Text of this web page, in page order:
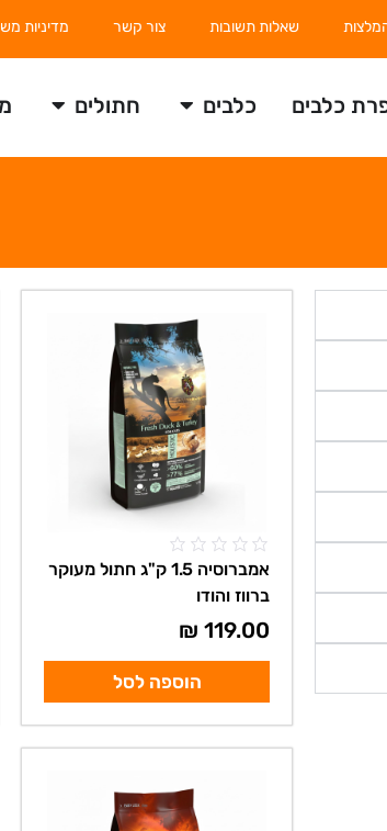
שאלות תשובות צור קשר מדיניות
כלבים כלבים חתולים
אמברוסיה 1.5 ק"ג חתול מעוקר
ברווז והודו
119.00
₪
הוספה לסל